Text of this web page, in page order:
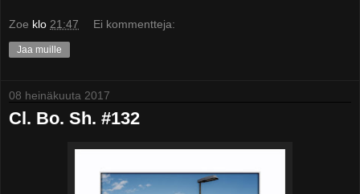
Zoe klo 21:47 Ei kommentteja:
Jaa muille
08 heinäkuuta 2017
Cl. Bo. Sh. #132